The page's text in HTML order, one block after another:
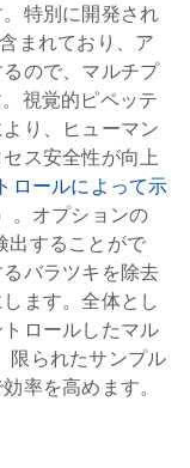
特別に開発され
まれており、ア
ので、マルチプ
。視覚的ピペッテ
り、ヒューマン
ス安全性が向上
ロールによって示
。オプションの
出することがで
バラツキを除去
ます。全体とし
ロールしたマル
限られたサンプル
率を高めます。